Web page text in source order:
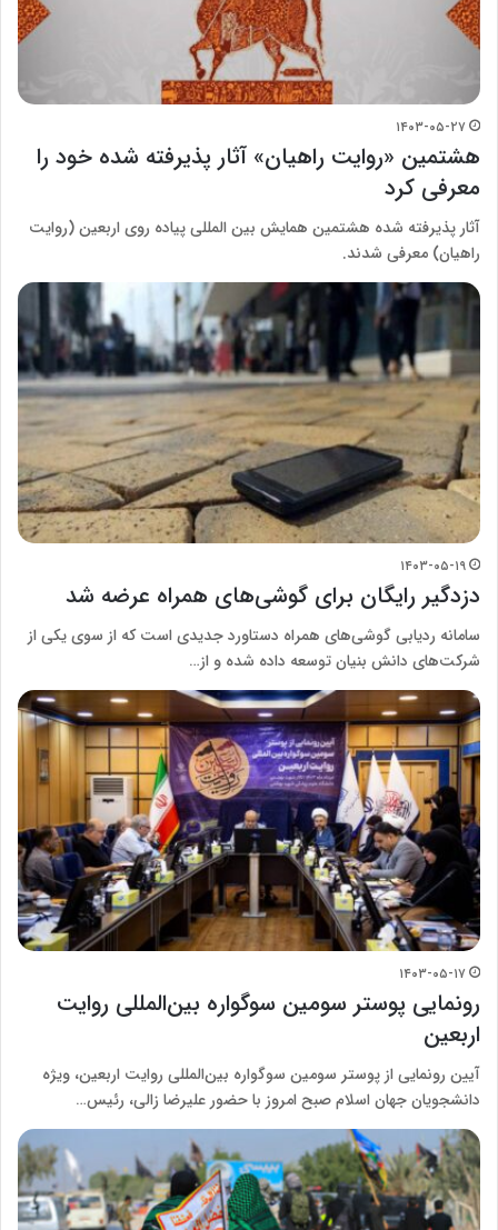
۱۴۰۳-۰۵-۲۷
هشتمین «روایت راهیان» آثار پذیرفته شده خود را
معرفی کرد
آثار پذیرفته شده هشتمین همایش بین المللی پیاده روی اربعین (روایت
راهیان) معرفی شدند.
۱۴۰۳-۰۵-۱۹
دزدگیر رایگان برای گوشی‌های همراه عرضه شد
سامانه ردیابی گوشی‌های همراه دستاورد جدیدی است که از سوی یکی از
شرکت‌های دانش بنیان توسعه داده شده و از…
۱۴۰۳-۰۵-۱۷
رونمایی پوستر سومین سوگواره بین‌المللی روایت
اربعین
آیین رونمایی از پوستر سومین سوگواره بین‌المللی روایت اربعین، ویژه
دانشجویان جهان اسلام صبح امروز با حضور علیرضا زالی، رئیس…